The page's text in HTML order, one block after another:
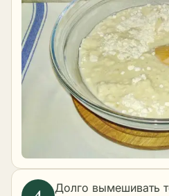
Долго вымешивать